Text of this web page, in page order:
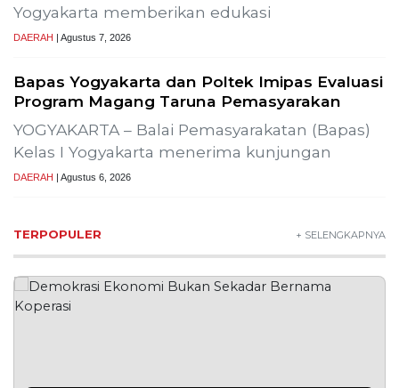
Yogyakarta memberikan edukasi
DAERAH | Agustus 7, 2026
Bapas Yogyakarta dan Poltek Imipas Evaluasi
Program Magang Taruna Pemasyarakan
YOGYAKARTA – Balai Pemasyarakatan (Bapas)
Kelas I Yogyakarta menerima kunjungan
DAERAH | Agustus 6, 2026
TERPOPULER + SELENGKAPNYA